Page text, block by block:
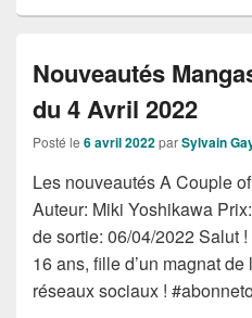
Nouveautés
du 4 Avril 2022
Posté le 6 avril 2022parSylvain
Les nouveautés A Couple
Auteur: Miki Yoshikawa
de sortie: 06/04/2022 Salut
16 ans, fille d’un magnat
réseaux sociaux !